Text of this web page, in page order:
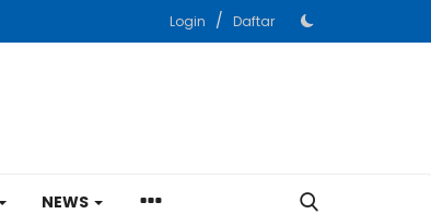
Login / Daftar
NEWS